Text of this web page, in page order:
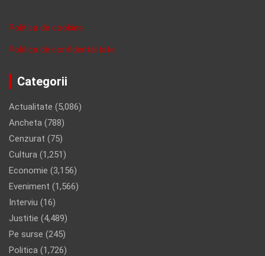
Politica de cookies
Politica de confidentalitate
Categorii
Actualitate (5,086)
Ancheta (788)
Cenzurat (75)
Cultura (1,251)
Economie (3,156)
Eveniment (1,566)
Interviu (16)
Justitie (4,489)
Pe surse (245)
Politica (1,726)